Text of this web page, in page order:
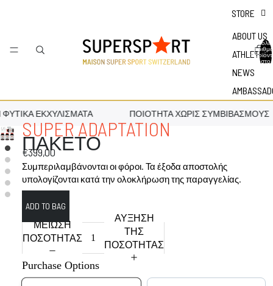
STORE
ABOUT US
ATHLETES
NEWS
στο
ΕΚΧΥΛΊΣΜΑΤΑ ΠΟΙΌΤΗΤΑ ΧΩΡΊΣ ΣΥΜΒΙΒΑΣΜΟΎΣ
SUPER ADAPTATION
ΠΑΚΕΤΟ
€399,00
Συμπεριλαμβάνονται οι φόροι. Τα έξοδα αποστολής
υπολογίζονται κατά την ολοκλήρωση της παραγγελίας.
ΜΕΊΩΣΗ
ΠΟΣΌΤΗΤΑΣ
ΑΎΞΗΣΗ
ΤΗΣ
ΠΟΣΌΤΗΤΑΣ
Purchase Options